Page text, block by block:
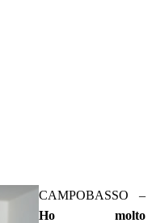
CAMPOBASSO –
Ho molto